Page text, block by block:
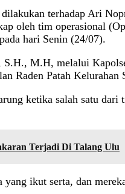
terhadap Ari
oleh tim operasional
hari Senin (24/07).
M.H, melalui
Raden Patah Kelurahan
ketika salah satu
Terjadi Di Talang Ulu
ikut serta, dan